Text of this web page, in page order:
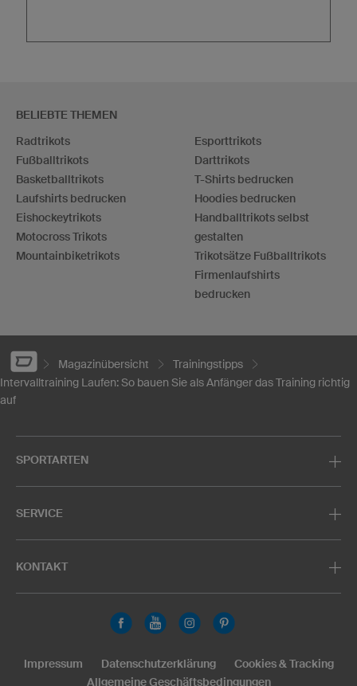
BELIEBTE THEMEN
Radtrikots
Fußballtrikots
Basketballtrikots
Laufshirts bedrucken
Eishockeytrikots
Motocross Trikots
Mountainbiketrikots
Esporttrikots
Darttrikots
T-Shirts bedrucken
Hoodies bedrucken
Handballtrikots selbst
gestalten
Trikotsätze Fußballtrikots
Firmenlaufshirts
bedrucken
Magazinübersicht
Trainingstipps
Intervalltraining Laufen: So bauen Sie als Anfänger das Training richtig
auf
SPORTARTEN
SERVICE
KONTAKT
Impressum Datenschutzerklärung
Cookies & Tracking
Allgemeine Geschäftsbedingungen